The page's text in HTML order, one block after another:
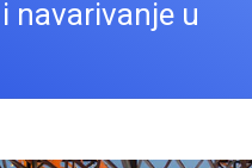
navarivanje u